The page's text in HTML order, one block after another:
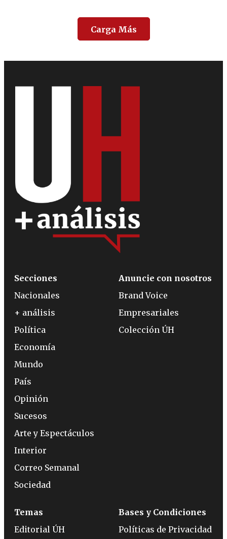
Carga Más
Secciones
Nacionales
+ análisis
Política
Economía
Mundo
País
Opinión
Sucesos
Arte y Espectáculos
Interior
Correo Semanal
Sociedad
Anuncie con nosotros
Brand Voice
Empresariales
Colección ÚH
Temas
Editorial ÚH
Bases y Condiciones
Políticas de Privacidad